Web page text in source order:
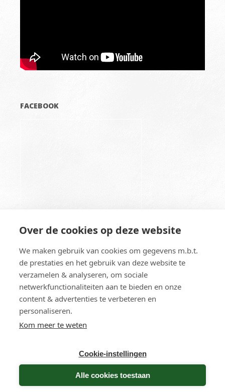
FACEBOOK
Copyright © - All Rights Reserved
Algemene voorwaarden
Retourbeleid
Aluminium parasols
Parasol onderdelen
Solero in English
Over de cookies op deze website
We maken gebruik van cookies om gegevens m.b.t.
de prestaties en het gebruik van deze website te
verzamelen & analyseren, om sociale
netwerkfunctionaliteiten aan te bieden en onze
content & advertenties te verbeteren en
personaliseren.
Kom meer te weten
Cookie-instellingen
Alle cookies toestaan